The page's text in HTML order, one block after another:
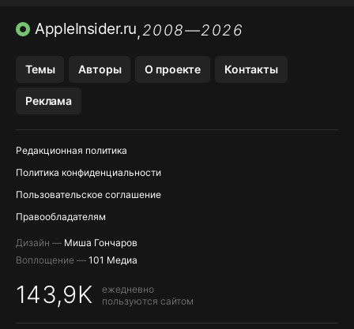
TIKTOK НА IPHONEПРИЛОЖЕНИЯ БЕЗ APP STORE
AppleInsider.ru,2008—2026
Темы Авторы О проекте Контакты
Реклама
Редакционная политика
Политика конфиденциальности
Пользовательское соглашение
Правообладателям
Дизайн — Миша Гончаров
Воплощение — 101 Медиа
143,9K
ежедневно
пользуются сайтом